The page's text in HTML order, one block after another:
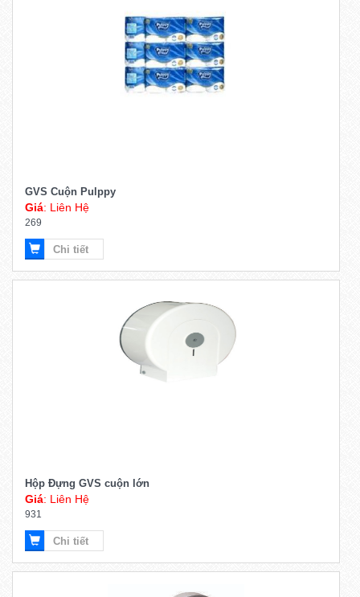
GVS Cuộn Pulppy
Giá: Liên Hệ
269
Chi tiết
Hộp Đựng GVS cuộn lớn
Giá: Liên Hệ
931
Chi tiết